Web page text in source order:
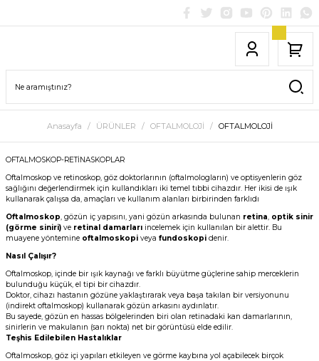
Anasayfa ÜRÜNLER OFTALMOLOJİ OFTALMOLOJİ
OFTALMOSKOP-RETİNASKOPLAR
Oftalmoskop ve retinoskop, göz doktorlarının (oftalmologların) ve optisyenlerin göz
sağlığını değerlendirmek için kullandıkları iki temel tıbbi cihazdır. Her ikisi de ışık
kullanarak çalışsa da, amaçları ve kullanım alanları birbirinden farklıdı
Oftalmoskop, gözün iç yapısını, yani gözün arkasında bulunan retina, optik sinir
(görme siniri) ve retinal damarları incelemek için kullanılan bir alettir. Bu
muayene yöntemine oftalmoskopi veya fundoskopi denir.
Nasıl Çalışır?
Oftalmoskop, içinde bir ışık kaynağı ve farklı büyütme güçlerine sahip merceklerin
bulunduğu küçük, el tipi bir cihazdır.
Doktor, cihazı hastanın gözüne yaklaştırarak veya başa takılan bir versiyonunu
(indirekt oftalmoskop) kullanarak gözün arkasını aydınlatır.
Bu sayede, gözün en hassas bölgelerinden biri olan retinadaki kan damarlarının,
sinirlerin ve makulanın (sarı nokta) net bir görüntüsü elde edilir.
Teşhis Edilebilen Hastalıklar
Oftalmoskop, göz içi yapıları etkileyen ve görme kaybına yol açabilecek birçok